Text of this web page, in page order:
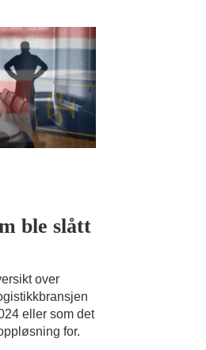
ble slått
over
eller som det
for.